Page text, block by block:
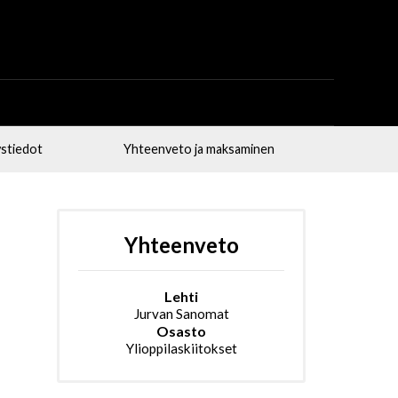
Yhteenveto ja maksaminen
Yhteenveto
Lehti
Jurvan Sanomat
Osasto
Ylioppilaskiitokset